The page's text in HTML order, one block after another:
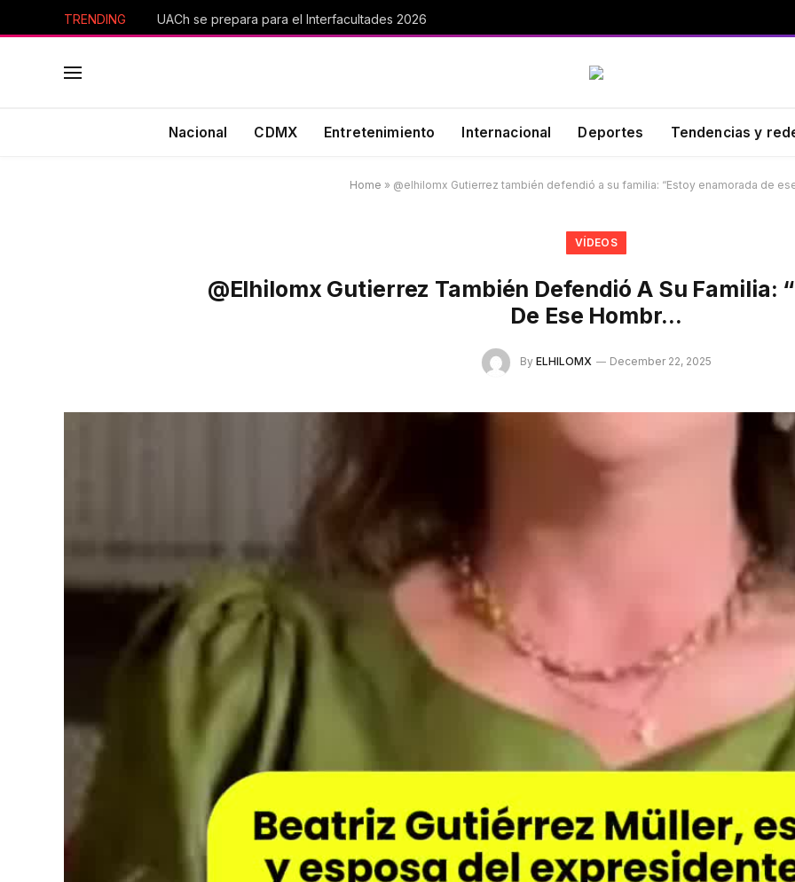
TRENDING UACh se prepara para el Interfacultades 2026
Nacional CDMX Entretenimiento Internacional Deportes Tendencias y
Home » @elhilomx Gutierrez también defendió a su familia: “Estoy enamorada de
VÍDEOS
@elhilomx Gutierrez También Defendió A Su Familia:
De Ese Hombr…
By ELHILOMX December 22, 2025